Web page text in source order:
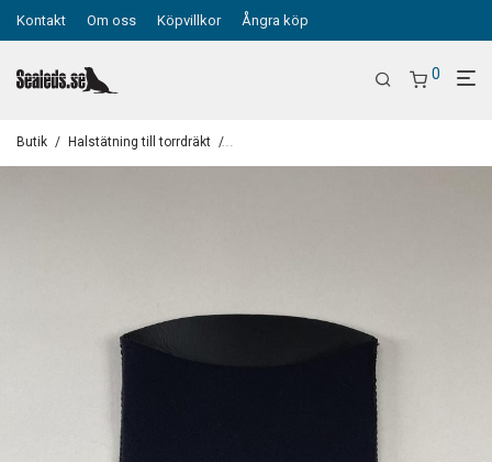
Kontakt Om oss Köpvillkor Ångra köp
0
Butik / Halstätning till torrdräkt / Halstätning i neopren- 5 olika modeller för